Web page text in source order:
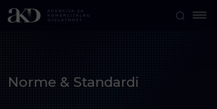
Norme & Standardi